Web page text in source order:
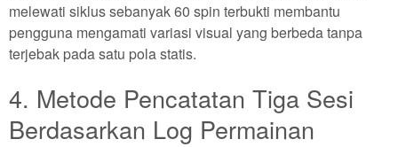
melewati siklus sebanyak 60 spin terbukti membantu
pengguna mengamati variasi visual yang berbeda tanpa
terjebak pada satu pola statis.
4. Metode Pencatatan Tiga Sesi
Berdasarkan Log Permainan